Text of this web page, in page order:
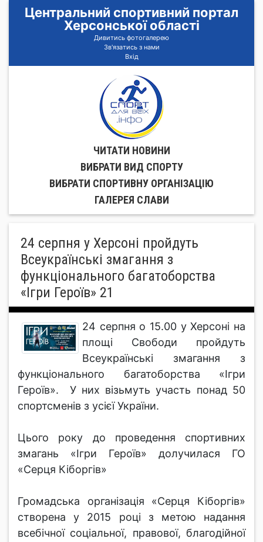
Центральний спортивний портал
Херсонської області
Дивитись фотогалерею
Зв'язатись з нами
Вхід
ЧИТАТИ НОВИНИ
ВИБРАТИ ВИД СПОРТУ
ВИБРАТИ СПОРТИВНУ ОРГАНIЗАЦIЮ
ГАЛЕРЕЯ СЛАВИ
24 серпня у Херсоні пройдуть
Всеукраїнські змагання з
функціонального багатоборства
«Ігри Героїв» 21
24 серпня о 15.00 у Херсоні на
площі Свободи пройдуть
Всеукраїнські змагання з
функціонального багатоборства «Ігри
Героїв». У них візьмуть участь понад 50
спортсменів з усієї України.
Цього року до проведення спортивних
змагань «Ігри Героїв» долучилася ГО
«Серця Кіборгів»
Громадська організація «Серця Кіборгів»
створена у 2015 році з метою надання
всебічної соціальної, правової, благодійної